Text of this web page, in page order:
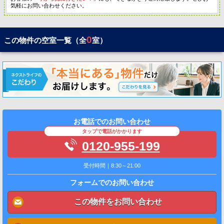
気軽にお問い合わせください。
この物件の空室一覧（全0室）
お電話でのお問い合わせ
タップで電話がかかります
0120-955-199
受付時間｜8:30～21:00
フォームでのお問い合わせ
この物件をお問い合わせ